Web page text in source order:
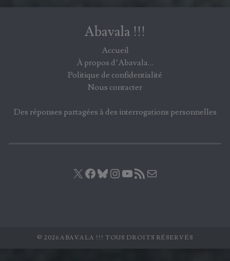
Abavala !!!
Accueil
À propos d’Abavala…
Politique de confidentialité
Nous contacter
Des réponses partagées à des interrogations personnelles
X Facebook
Bluesky
Instagram
YouTube
Flux RSS
© 2026 ABAVALA !!! TOUS DROITS RÉSERVÉS